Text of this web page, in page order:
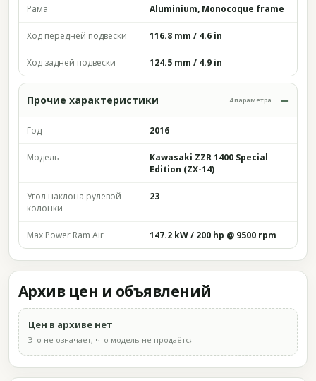
Рама Aluminium, Monocoque frame
Ход передней подвески 116.8 mm / 4.6 in
Ход задней подвески 124.5 mm / 4.9 in
Прочие характеристики 4 параметра
Год 2016
Модель
Kawasaki ZZR 1400 Special
Edition (ZX-14)
Угол наклона рулевой
колонки
23
Max Power Ram Air 147.2 kW / 200 hp @ 9500 rpm
Архив цен и объявлений
Цен в архиве нет
Это не означает, что модель не продаётся.